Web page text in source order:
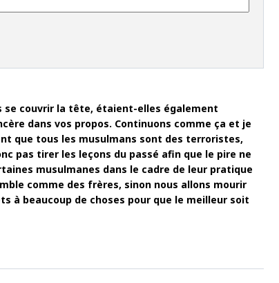
se couvrir la tête, étaient-elles également
dans vos propos. Continuons comme ça et je
que tous les musulmans sont des terroristes,
pas tirer les leçons du passé afin que le pire ne
musulmanes dans le cadre de leur pratique
comme des frères, sinon nous allons mourir
à beaucoup de choses pour que le meilleur soit